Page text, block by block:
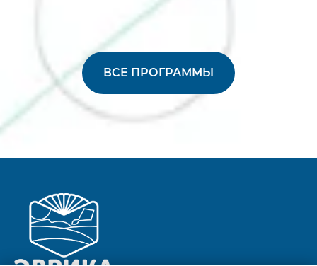
ВСЕ ПРОГРАММЫ